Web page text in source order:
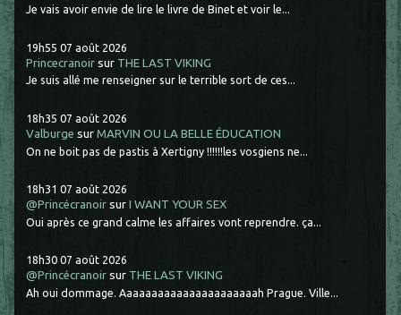
Je vais avoir envie de lire le livre de Binet et voir le...
19h55 07 août 2026
Princecranoir sur THE LAST VIKING
Je suis allé me renseigner sur le terrible sort de ces...
18h35 07 août 2026
Valburge surMARVIN OU LA BELLE ÉDUCATION
On ne boit pas de pastis à Xertigny !!!!!!les vosgiens ne...
18h31 07 août 2026
@Princécranoir surI WANT YOUR SEX
Oui après ce grand calme les affaires vont reprendre. ça...
18h30 07 août 2026
@Princécranoir sur THE LAST VIKING
Ah oui dommage. Aaaaaaaaaaaaaaaaaaaaaah Prague. Ville...